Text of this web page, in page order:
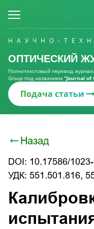
НАУЧНО-
ОПТИЧЕСКИЙ
Полнотекстовый перевод
Group под названием “Journal of
Подача статьи
Назад
DOI: 10.17586/
УДК: 551.501.816,